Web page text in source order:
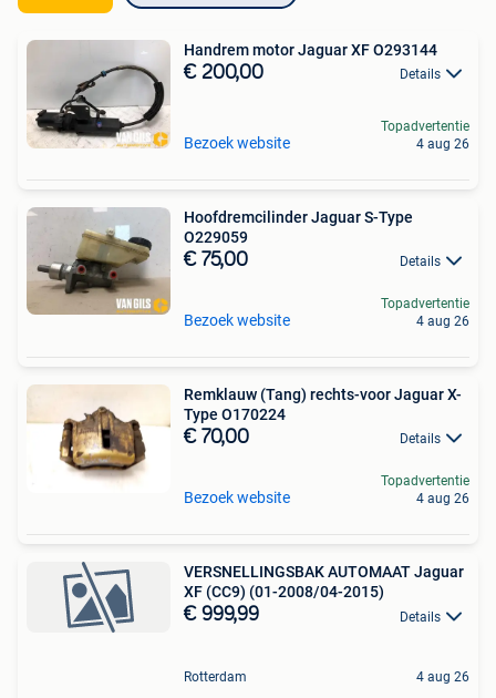
Handrem motor Jaguar XF O293144
€ 200,00 Details
Bezoek website
Topadvertentie
4 aug 26
Hoofdremcilinder Jaguar S-Type
O229059
€ 75,00 Details
Bezoek website
Topadvertentie
4 aug 26
Remklauw (Tang) rechts-voor Jaguar X-
Type O170224
€ 70,00 Details
Bezoek website
Topadvertentie
4 aug 26
VERSNELLINGSBAK AUTOMAAT Jaguar
XF (CC9) (01-2008/04-2015)
€ 999,99 Details
Rotterdam 4 aug 26